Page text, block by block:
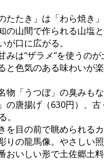
たたき」は「わら焼き
の山間で作られる山塩
口に広がる。
みは“ザラメ”を使うの
と色気のある味わいが
物「うつぼ」の臭みも
の唐揚げ（630円）、
を目の前で眺められる
りの龍馬像。やさしい
いしい形で土佐郷土料